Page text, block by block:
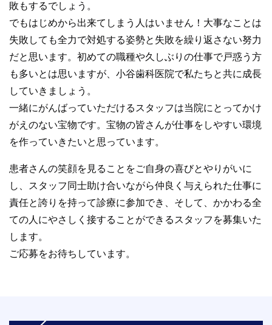
敗もするでしょう。
でもはじめから出来てしまう人はいません！大事なことは
失敗しても全力で対処する姿勢と失敗を繰り返さない努力
だと思います。初めての職種や久しぶりの仕事で戸惑う方
も多いとは思いますが、小谷歯科医院で私たちと共に成長
していきましょう。
一緒にがんばっていただけるスタッフは当院にとってかけ
がえのない宝物です。宝物の皆さんが仕事をしやすい環境
を作っていきたいと思っています。
患者さんの笑顔を見ることをご自身の喜びとやりがいに
し、スタッフ同士助け合いながら仲良く与えられた仕事に
責任と誇りを持って診療に参加でき、そして、かかわる全
ての人にやさしく接することができるスタッフを募集いた
します。
ご応募をお待ちしています。